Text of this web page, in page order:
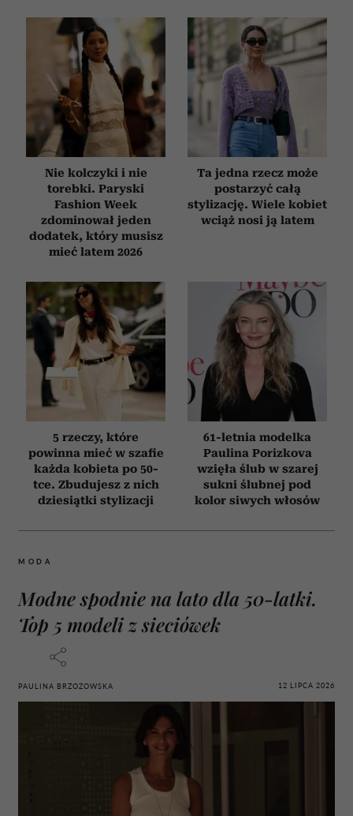
Nie kolczyki i nie
torebki. Paryski
Fashion Week
zdominował jeden
dodatek, który musisz
mieć latem 2026
Ta jedna rzecz może
postarzyć całą
stylizację. Wiele kobiet
wciąż nosi ją latem
5 rzeczy, które
powinna mieć w szafie
każda kobieta po 50-
tce. Zbudujesz z nich
dziesiątki stylizacji
61-letnia modelka
Paulina Porizkova
wzięła ślub w szarej
sukni ślubnej pod
kolor siwych włosów
MODA
Modne spodnie na lato dla 50-latki.
Top 5 modeli z sieciówek
PAULINA BRZOZOWSKA 12 LIPCA 2026